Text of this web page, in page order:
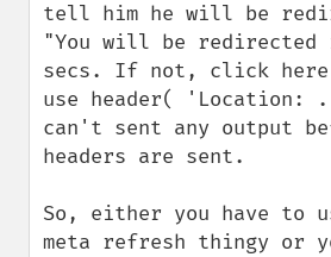
tell him he will be
"You will be redirected
secs. If not, click
use header(
can't sent any output
headers are sent.
So, either you have to
meta refresh thingy or